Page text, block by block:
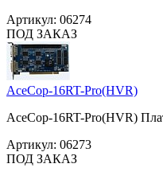
Артикул: 06274
ПОД ЗАКАЗ
AceCop-16RT-Pro(HVR)
AceCop-16RT-Pro(HVR)
Артикул: 06273
ПОД ЗАКАЗ